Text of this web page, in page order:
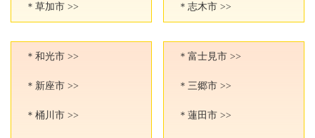
＊草加市 >> ＊志木市 >>
＊和光市 >>
＊新座市 >>
＊桶川市 >>
＊富士見市 >>
＊三郷市 >>
＊蓮田市 >>